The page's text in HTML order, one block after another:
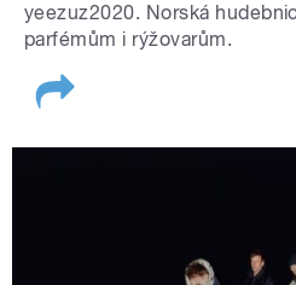
yeezuz2020. Norská
parfémům i rýžovarům.